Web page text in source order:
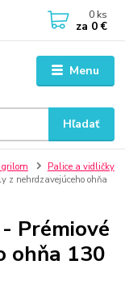
Menu
Hľadať
0 ks
za 0 €
Palice a vidličky
z nehrdzavejúceho ohňa
Prémiové
ohňa 130